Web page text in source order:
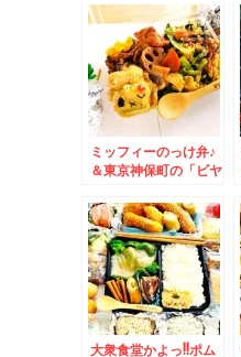
「大阪王将」さんの
「中華そば」がクオリ
ティ高くコスパ良く大
満足な件Σ(ﾟДﾟ)
ミッフィーのっけ弁♪
＆東京神保町の「ビヤ
さんの「オムライス」
が大好き－っ(*´艸`*)
大衆食堂かよっ!!ポム